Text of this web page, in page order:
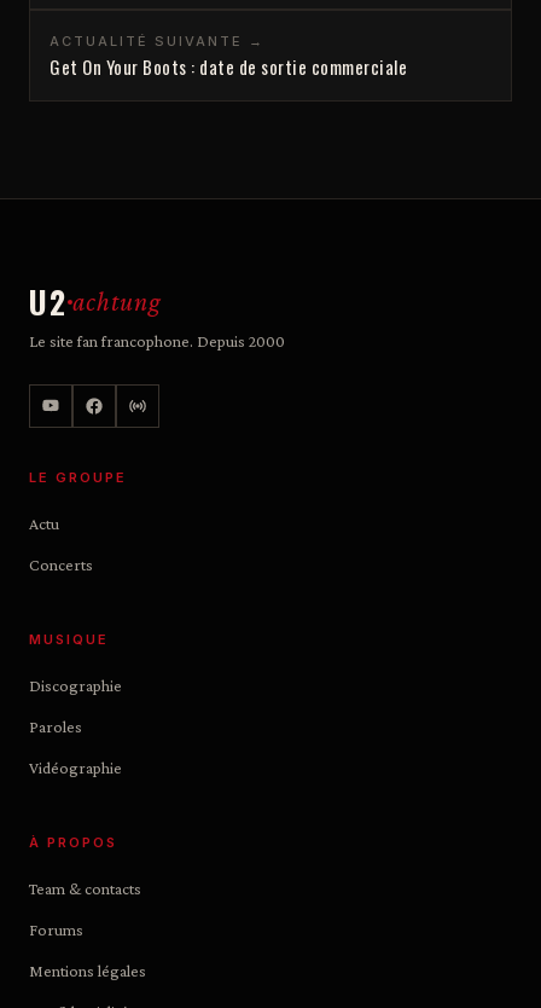
ACTUALITÉ SUIVANTE →
Get On Your Boots : date de sortie commerciale
U2 achtung
Le site fan francophone. Depuis 2000
LE GROUPE
Actu
Concerts
MUSIQUE
Discographie
Paroles
Vidéographie
À PROPOS
Team & contacts
Forums
Mentions légales